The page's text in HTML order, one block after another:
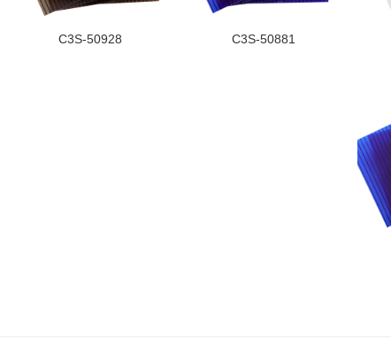
C3S-50928 C3S-50881